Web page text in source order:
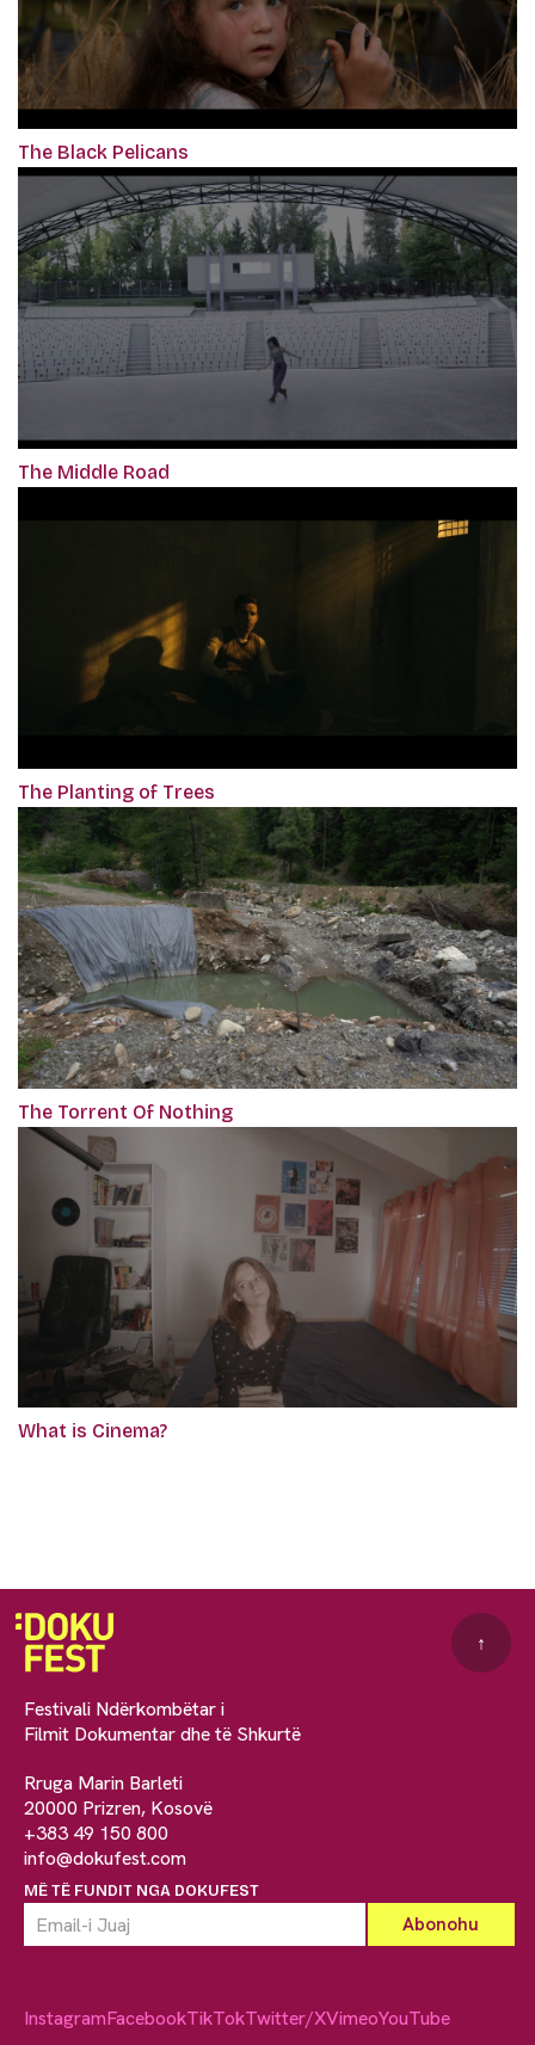
The Black Pelicans
The Middle Road
The Planting of Trees
The Torrent Of Nothing
What is Cinema?
Festivali Ndërkombëtar i
Filmit Dokumentar dhe të Shkurtë
Rruga Marin Barleti
20000 Prizren, Kosovë
+383 49 150 800
info@dokufest.com
MË TË FUNDIT NGA DOKUFEST
↑
InstagramFacebookTikTokTwitter/XVimeoYouTube